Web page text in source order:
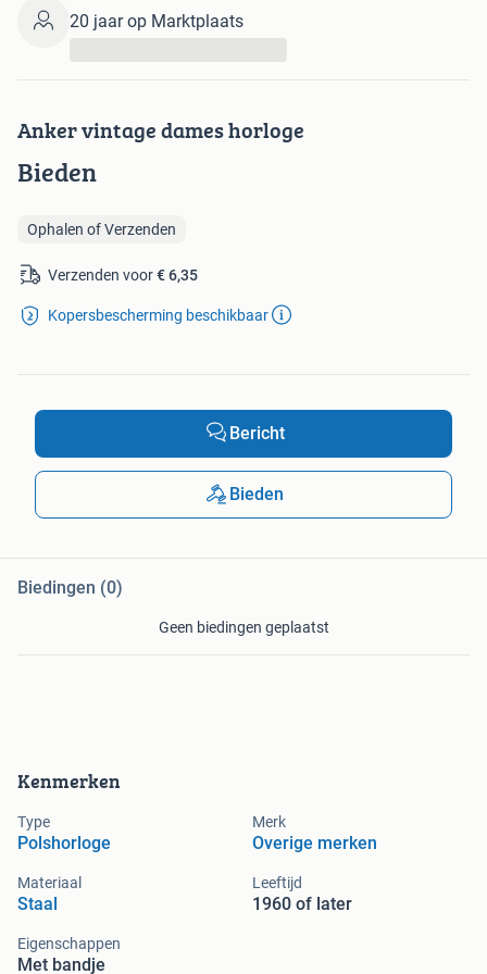
Kenmerken
Type
Polshorloge
Merk
Overige merken
Materiaal
Staal
Leeftijd
1960 of later
Eigenschappen
Met bandje
Anker vintage dames horloge
Bieden
Ophalen of Verzenden
Verzenden voor€ 6,35
Kopersbescherming beschikbaar
20 jaar op Marktplaats
Bericht
Bieden
Biedingen (0)
Geen biedingen geplaatst